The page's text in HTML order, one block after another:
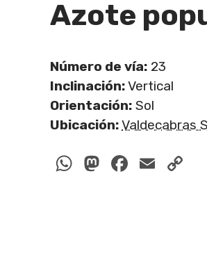
Azote
Número de vía: 23
Inclinación:Vertical
Orientación: Sol
Ubicación:Valdecabras
WhatsApp
Mastodon
Email